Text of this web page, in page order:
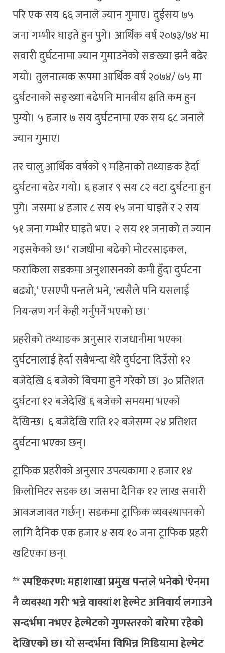
परि एक सय ६६ जनाले ज्यान गुमाए। दुईसय ७५
जना गम्भीर घाइते हुन पुगे। आर्थिक वर्ष २०७३/७४ मा
सवारी दुर्घटनामा ज्यान गुमाउनेको सङख्या झनै बढेर
गयो। तुलनात्मक रूपमा आर्थिक वर्ष २०७४/ ७५ मा
दुर्घटनाको सङ्ख्या बढेपनि मानवीय क्षति कम हुन
पुग्यो। ५ हजार ७ सय दुर्घटनामा एक सय ६८ जनाले
ज्यान गुमाए।
तर चालु आर्थिक वर्षको ९ महिनाको तथ्याङक हेर्दा
दुर्घटना बढेर गयो। ६ हजार ९ सय ८२ वटा दुर्घटना हुन
पुगे। जसमा ४ हजार ८ सय १५ जना घाइते र २ सय
५१ जना गम्भीर घाइते भए। २ सय ११ जनाको त ज्यान
गइसकेको छ।‘ राजधीमा बढेको मोटरसाइकल,
फराकिला सडकमा अनुशासनको कमी हुँदा दुर्घटना
बढ्यो,‘ एसएपी पन्तले भने, 'त्यसैले पनि यसलाई
नियन्त्रण गर्न केही गर्नुपर्ने भएको छ।'
प्रहरीको तथ्याङक अनुसार राजधानीमा भएका
दुर्घटनालाई हेर्दा सबैभन्दा धेरै दुर्घटना दिउँसो १२
बजेदेखि ६ बजेको बिचमा हुने गरेको छ। ३० प्रतिशत
दुर्घटना १२ बजेदेखि ६ बजेको समयमा भएको
देखिन्छ। ६ बजेदेखि राति १२ बजेसम्म २४ प्रतिशत
दुर्घटना भएका छन्।
ट्राफिक प्रहरीको अनुसार उपत्यकामा २ हजार १४
किलोमिटर सडक छ। जसमा दैनिक १२ लाख सवारी
आवजजावत गर्छन्। सडकमा ट्राफिक व्यवस्थापनको
लागि दैनिक एक हजार ४ सय १० जना ट्राफिक प्रहरी
खटिएका छन्।
**स्पष्टिकरण: महाशाखा प्रमुख पन्तले भनेको 'ऐनमा
नै व्यवस्था गरी' भन्ने वाक्यांश हेल्मेट अनिवार्य लगाउने
सन्दर्भमा नभएर हेल्मेटको गुणस्तरको बारेमा रहेको
देखिएको छ। यो सन्दर्भमा विभिन्न मिडियामा हेल्मेट